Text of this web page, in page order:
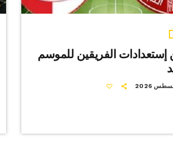
الفريقين للموسم